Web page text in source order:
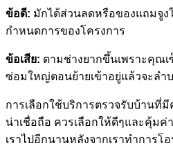
ข้อดี: มักได้ส่วนลดหรือของแถมจูง
กำหนดการของโครงการ
ข้อเสีย: ตามช่างยากขึ้นเพราะคุณ
ซ่อมใหญ่ตอนย้ายเข้าอยู่แล้วจะลำบ
การเลือกใช้บริการตรวจรับบ้านที่
น่าเชื่อถือ ควรเลือกให้ดีๆและคุ้มค่
เราไปอีกนานหลังจากเราทำการโ